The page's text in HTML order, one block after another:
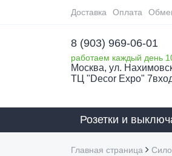
Доставка Оплата
8 (903) 969-06-01
работаем каждый день
Москва, ул.
ТЦ "Decor Expo"
Розетки и
Главная страница